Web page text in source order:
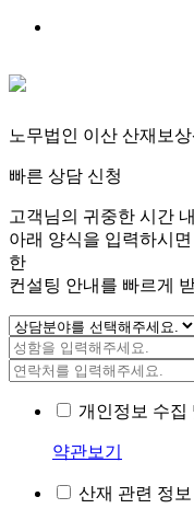
노무법인 이산 산재보상
빠른 상담 신청
고객님의 귀중한 시간
아래 양식을 입력하시면
한
컨설팅 안내를 빠르게
개인정보 수집
약관보기
산재 관련 정